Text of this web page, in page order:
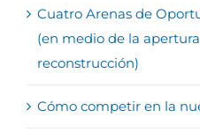
Cuatro Arenas de
(en medio de la
reconstrucción)
Cómo competir en la